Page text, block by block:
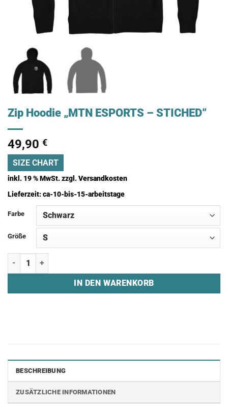
Zip Hoodie „MTN ESPORTS – STICHED“
49,90 €
SIZE CHART
inkl. 19 % MwSt.zzgl.Versandkosten
Lieferzeit:ca-10-bis-15-arbeitstage
Farbe
Größe
Zip Hoodie "MTN ESPORTS - STICHED" Menge
IN DEN WARENKORB
BESCHREIBUNG
ZUSÄTZLICHE INFORMATIONEN